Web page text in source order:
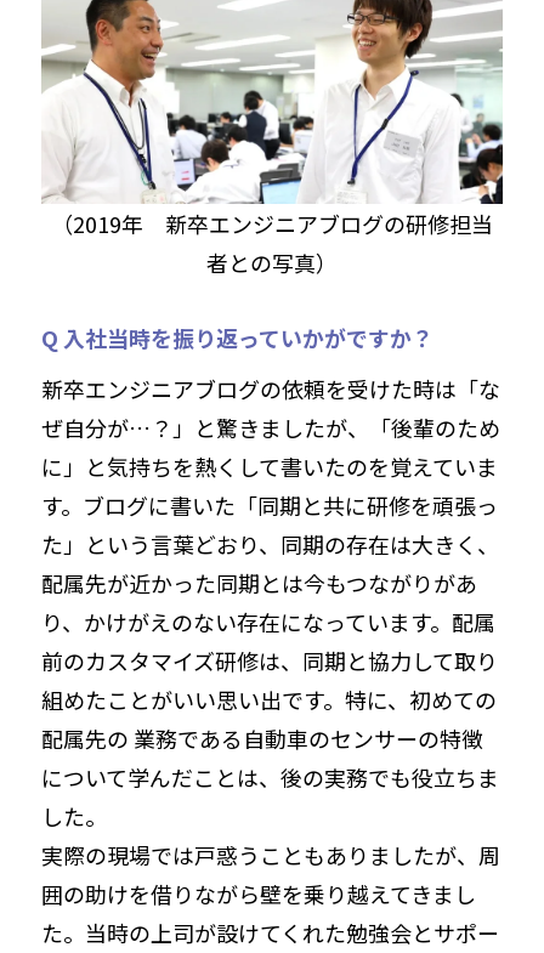
（2019年 新卒エンジニアブログの研修担当
者との写真）
Q 入社当時を振り返っていかがですか？
新卒エンジニアブログの依頼を受けた時は「な
ぜ自分が…？」と驚きましたが、「後輩のため
に」と気持ちを熱くして書いたのを覚えていま
す。ブログに書いた「同期と共に研修を頑張っ
た」という言葉どおり、同期の存在は大きく、
配属先が近かった同期とは今もつながりがあ
り、かけがえのない存在になっています。配属
前のカスタマイズ研修は、同期と協力して取り
組めたことがいい思い出です。特に、初めての
配属先の 業務である自動車のセンサーの特徴
について学んだことは、後の実務でも役立ちま
した。
実際の現場では戸惑うこともありましたが、周
囲の助けを借りながら壁を乗り越えてきまし
た。当時の上司が設けてくれた勉強会とサポー